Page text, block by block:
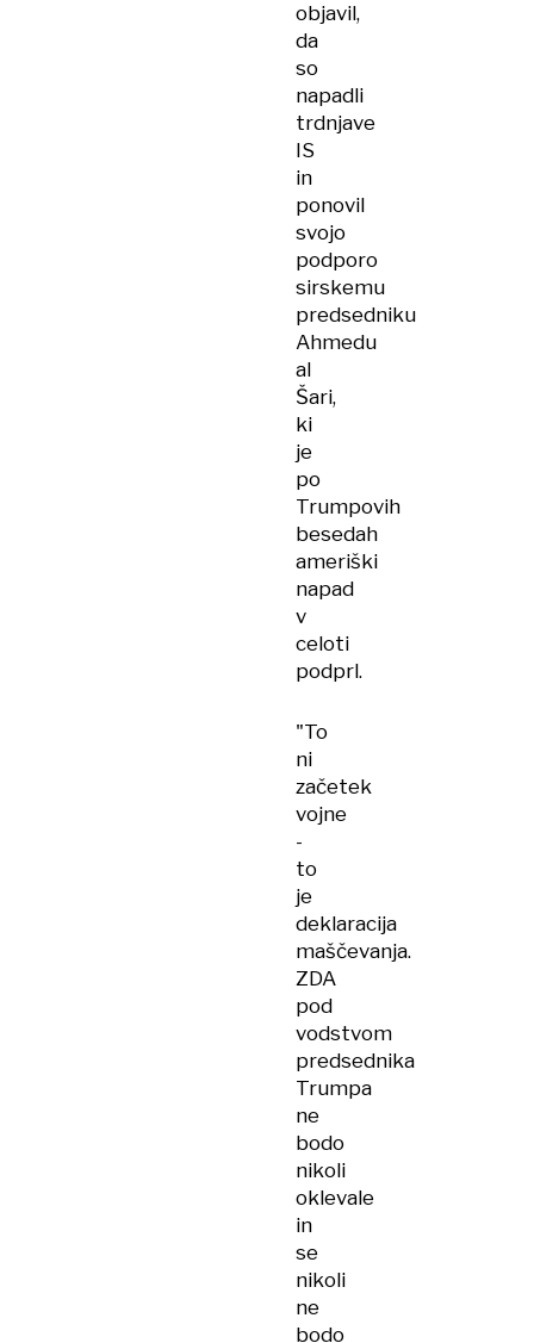
objavil,
da
so
napadli
trdnjave
IS
in
ponovil
svojo
podporo
sirskemu
predsedniku
Ahmedu
al
Šari,
ki
je
po
Trumpovih
besedah
ameriški
napad
v
celoti
podprl.
"To
ni
začetek
vojne
-
to
je
deklaracija
maščevanja.
ZDA
pod
vodstvom
predsednika
Trumpa
ne
bodo
nikoli
oklevale
in
se
nikoli
ne
bodo